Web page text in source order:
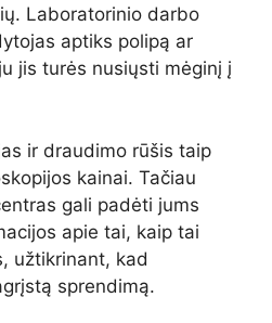
Laboratorinio darbo
aptiks polipą ar
jis turės nusiųsti mėginį į
ir draudimo rūšis taip
kainai. Tačiau
gali padėti jums
apie tai, kaip tai
užtikrinant, kad
sprendimą.